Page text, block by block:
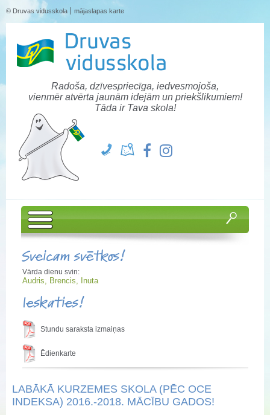
© Druvas vidusskola mājaslapas karte
Radoša, dzīvespriecīga, iedvesmojoša,
vienmēr atvērta jaunām idejām un priekšlikumiem!
Tāda ir Tava skola!
Sveicam svētkos!
Vārda dienu svin:
Audris, Brencis, Inuta
Ieskaties!
Stundu saraksta izmaiņas
Ēdienkarte
LABĀKĀ KURZEMES SKOLA (PĒC OCE
INDEKSA) 2016.-2018. MĀCĪBU GADOS!